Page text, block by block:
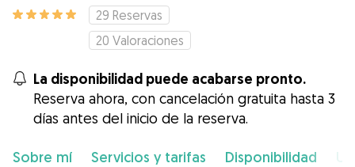
29 Reservas
20 Valoraciones
La disponibilidad puede acabarse pronto.
Reserva ahora, con cancelación gratuita hasta 3
días antes del inicio de la reserva.
Sobre mí Servicios y tarifas Disponibilidad